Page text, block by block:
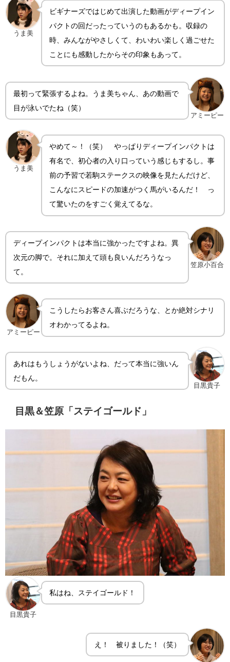
うま美
ビギナーズではじめて出演した動画がディープイン
パクトの回だったっていうのもあるかも。収録の
時、みんながやさしくて、わいわい楽しく過ごせた
ことにも感動したからその印象もあって。
アミーピー
最初って緊張するよね。うま美ちゃん、あの動画で
目が泳いでたね（笑）
うま美
やめて～！（笑） やっぱりディープインパクトは
有名で、初心者の入り口っていう感じもするし。事
前の予習で若駒ステークスの映像を見たんだけど、
こんなにスピードの加速がつく馬がいるんだ！ っ
て驚いたのをすごく覚えてるな。
笠原小百合
ディープインパクトは本当に強かったですよね。異
次元の脚で。それに加えて頭も良いんだろうなっ
て。
アミーピー
こうしたらお客さん喜ぶだろうな、とか絶対シナリ
オわかってるよね。
目黒貴子
あれはもうしょうがないよね、だって本当に強いん
だもん。
目黒＆笠原「ステイゴールド」
目黒貴子
私はね、ステイゴールド！
え！ 被りました！（笑）